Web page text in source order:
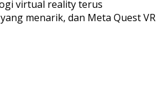
virtual reality terus
menarik, dan Meta Quest VR